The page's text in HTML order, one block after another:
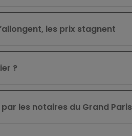
les prix stagnent
?
les notaires du Grand Paris